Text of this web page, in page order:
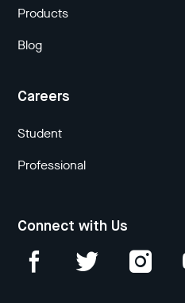
Products
Blog
Careers
Student
Professional
Connect with Us